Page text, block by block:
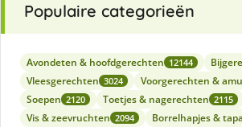
Populaire categorieën
Avondeten & hoofdgerechten 12144
Vleesgerechten 3024 Voorgerechten &
Soepen 2120 Toetjes & nagerechten 2115
Vis & zeevruchten 2094 Borrelhapjes &